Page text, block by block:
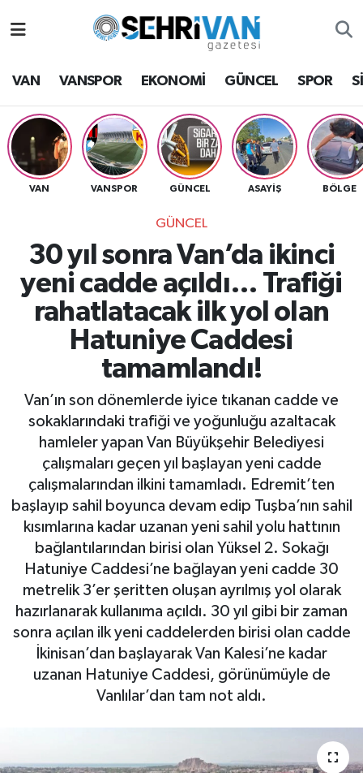
VAN VANSPOR EKONOMİ GÜNCEL SPOR
VAN VANSPOR GÜNCEL ASAYİŞ BÖLGE
GÜNCEL
30 yıl sonra Van’da ikinci
yeni cadde açıldı… Trafiği
rahatlatacak ilk yol olan
Hatuniye Caddesi
tamamlandı!
Van’ın son dönemlerde iyice tıkanan cadde ve
sokaklarındaki trafiği ve yoğunluğu azaltacak
hamleler yapan Van Büyükşehir Belediyesi
çalışmaları geçen yıl başlayan yeni cadde
çalışmalarından ilkini tamamladı. Edremit’ten
başlayıp sahil boyunca devam edip Tuşba’nın sahil
kısımlarına kadar uzanan yeni sahil yolu hattının
bağlantılarından birisi olan Yüksel 2. Sokağı
Hatuniye Caddesi’ne bağlayan yeni cadde 30
metrelik 3’er şeritten oluşan ayrılmış yol olarak
hazırlanarak kullanıma açıldı. 30 yıl gibi bir zaman
sonra açılan ilk yeni caddelerden birisi olan cadde
İkinisan’dan başlayarak Van Kalesi’ne kadar
uzanan Hatuniye Caddesi, görünümüyle de
Vanlılar’dan tam not aldı.
Van Hava Durumu
VAN Namaz Vakitleri
Van Trafik Yoğunluk Haritası
Süper Lig Puan Durumu ve Fikstür
Tüm Manşetler
Son Dakika Haberleri
Haber Arşivi